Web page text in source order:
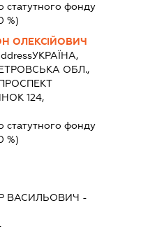
статутного фонду
%)
ОЛЕКСІЙОВИЧ
УКРАЇНА,
ОБЛ.,
124,
статутного фонду
%)
ВАСИЛЬОВИЧ -